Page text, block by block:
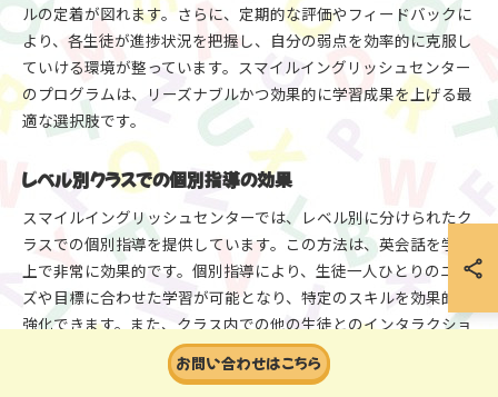
ルの定着が図れます。さらに、定期的な評価やフィードバックに
より、各生徒が進捗状況を把握し、自分の弱点を効率的に克服し
ていける環境が整っています。スマイルイングリッシュセンター
のプログラムは、リーズナブルかつ効果的に学習成果を上げる最
適な選択肢です。
レベル別クラスでの個別指導の効果
スマイルイングリッシュセンターでは、レベル別に分けられたク
ラスでの個別指導を提供しています。この方法は、英会話を学ぶ
上で非常に効果的です。個別指導により、生徒一人ひとりのニー
ズや目標に合わせた学習が可能となり、特定のスキルを効果的に
強化できます。また、クラス内での他の生徒とのインタラクショ
ンもあり、実践的なコミュニケーション能力を磨けます。初心者
から上級者まで、それぞれのレベルに応じた指導により、生徒は
お問い合わせはこちら